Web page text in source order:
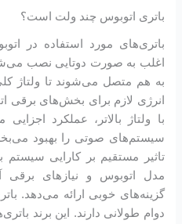
باتری اتوبوس چند ولت است؟
اغلب به صورت دوتایی نصب
انرژی لازم برای بخش‌های برقی
با ولتاژ بالاتر، عملکرد
سیستم‌های صوتی را بهبود
تاثیر مستقیم بر کارایی سیستم
مدل اتوبوس و نیازهای برقی
گزینه‌های خوبی ارائه می‌دهد.
دوام طولانی دارند. این برند